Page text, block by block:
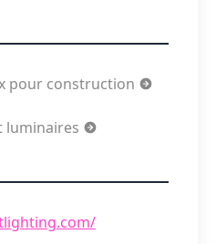
pour construction
luminaires